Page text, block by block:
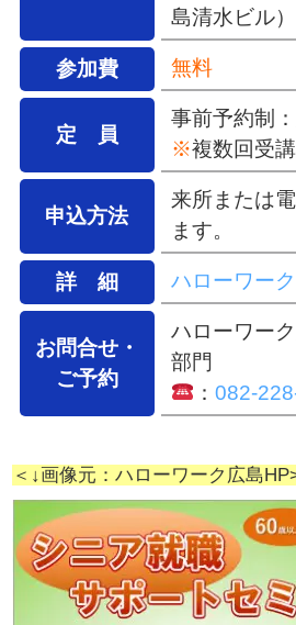
島清水ビル）
参加費 無料
定 員
事前予約制
※複数回受
申込方法
来所または
ます。
詳 細 ハローワー
お問合せ・
ご予約
ハローワー
部門
：082-
＜↓画像元：ハローワーク広島